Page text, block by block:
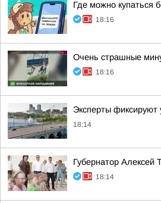
Где можно купаться
18:16
Очень страшные
18:16
Эксперты фиксируют
18:14
Губернатор Алексей
18:14